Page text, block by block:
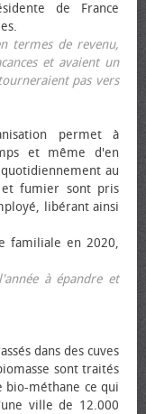
de France
termes de revenu,
et avaient un
pas vers
permet à
et même d'en
au
et fumier sont pris
libérant ainsi
familiale en 2020,
à épandre et
dans des cuves
sont traités
bio-méthane ce qui
ville de 12.000